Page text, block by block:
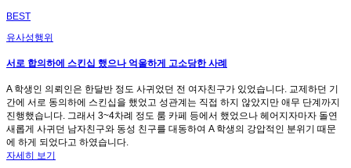
BEST
유사성행위
서로 합의하에 스킨십 했으나 억울하게 고소당한 사례
A 학생인 의뢰인은 한달반 정도 사귀었던 전 여자친구가 있었습니다. 교제하던 기
간에 서로 동의하에 스킨십을 했었고 성관계는 직접 하지 않았지만 애무 단계까지
진행했습니다. 그래서 3~4차례 정도 룸 카페 등에서 했었으나 헤어지자마자 돌연
새롭게 사귀던 남자친구와 동성 친구를 대동하여 A 학생의 강압적인 분위기 때문
에 하게 되었다고 하였습니다.
자세히 보기